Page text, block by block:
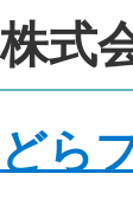
株式
どら